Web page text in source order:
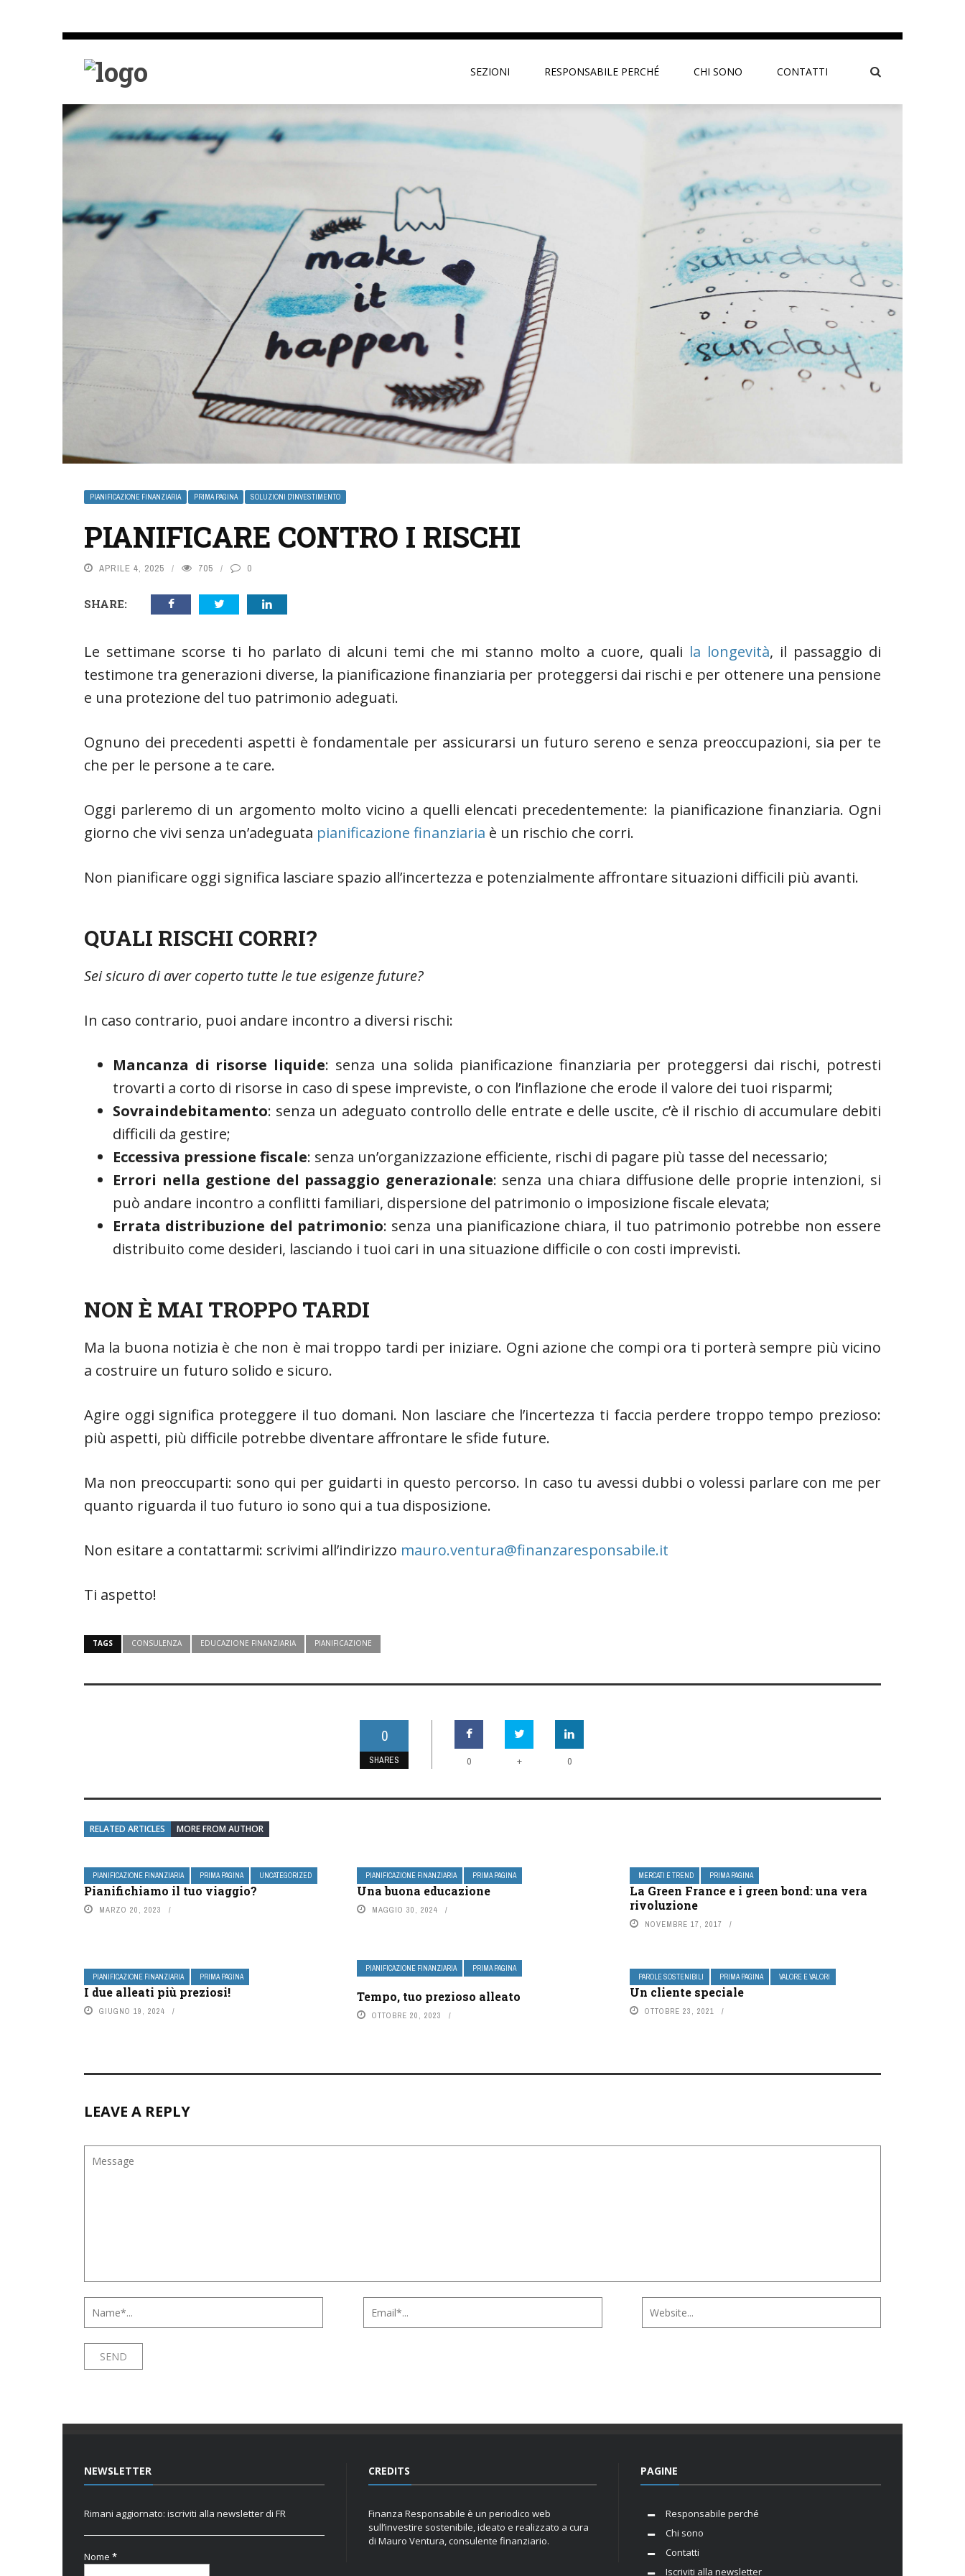
SEZIONI RESPONSABILE PERCHÉ CHI SONO CONTATTI
PIANIFICAZIONE FINANZIARIA PRIMA PAGINA SOLUZIONI D'INVESTIMENTO
PIANIFICARE CONTRO I RISCHI
APRILE 4, 2025 705 0
SHARE:
Le settimane scorse ti ho parlato di alcuni temi che mi stanno molto a cuore, quali la longevità, il passaggio di
testimone tra generazioni diverse, la pianificazione finanziaria per proteggersi dai rischi e per ottenere una pensione
e una protezione del tuo patrimonio adeguati.
Ognuno dei precedenti aspetti è fondamentale per assicurarsi un futuro sereno e senza preoccupazioni, sia per te
che per le persone a te care.
Oggi parleremo di un argomento molto vicino a quelli elencati precedentemente: la pianificazione finanziaria. Ogni
giorno che vivi senza un’adeguata pianificazione finanziaria è un rischio che corri.
Non pianificare oggi significa lasciare spazio all’incertezza e potenzialmente affrontare situazioni difficili più avanti.
QUALI RISCHI CORRI?
Sei sicuro di aver coperto tutte le tue esigenze future?
In caso contrario, puoi andare incontro a diversi rischi:
Mancanza di risorse liquide: senza una solida pianificazione finanziaria per proteggersi dai rischi, potresti
trovarti a corto di risorse in caso di spese impreviste, o con l’inflazione che erode il valore dei tuoi risparmi;
Sovraindebitamento: senza un adeguato controllo delle entrate e delle uscite, c’è il rischio di accumulare debiti
difficili da gestire;
Eccessiva pressione fiscale: senza un’organizzazione efficiente, rischi di pagare più tasse del necessario;
Errori nella gestione del passaggio generazionale: senza una chiara diffusione delle proprie intenzioni, si
può andare incontro a conflitti familiari, dispersione del patrimonio o imposizione fiscale elevata;
Errata distribuzione del patrimonio: senza una pianificazione chiara, il tuo patrimonio potrebbe non essere
distribuito come desideri, lasciando i tuoi cari in una situazione difficile o con costi imprevisti.
NON È MAI TROPPO TARDI
Ma la buona notizia è che non è mai troppo tardi per iniziare. Ogni azione che compi ora ti porterà sempre più vicino
a costruire un futuro solido e sicuro.
Agire oggi significa proteggere il tuo domani. Non lasciare che l’incertezza ti faccia perdere troppo tempo prezioso:
più aspetti, più difficile potrebbe diventare affrontare le sfide future.
Ma non preoccuparti: sono qui per guidarti in questo percorso. In caso tu avessi dubbi o volessi parlare con me per
quanto riguarda il tuo futuro io sono qui a tua disposizione.
Non esitare a contattarmi: scrivimi all’indirizzo mauro.ventura@finanzaresponsabile.it
Ti aspetto!
TAGS CONSULENZA EDUCAZIONE FINANZIARIA PIANIFICAZIONE
0
SHARES 0 + 0
RELATED ARTICLES MORE FROM AUTHOR
PIANIFICAZIONE FINANZIARIA PRIMA PAGINA UNCATEGORIZED
Pianifichiamo il tuo viaggio?
MARZO 20, 2023
PIANIFICAZIONE FINANZIARIA PRIMA PAGINA
Una buona educazione
MAGGIO 30, 2024
MERCATI E TREND PRIMA PAGINA
La Green France e i green bond: una vera
rivoluzione
NOVEMBRE 17, 2017
PIANIFICAZIONE FINANZIARIA PRIMA PAGINA
I due alleati più preziosi!
GIUGNO 19, 2024
PIANIFICAZIONE FINANZIARIA PRIMA PAGINA
Tempo, tuo prezioso alleato
OTTOBRE 20, 2023
PAROLE SOSTENIBILI PRIMA PAGINA VALORE E VALORI
Un cliente speciale
OTTOBRE 23, 2021
LEAVE A REPLY
NEWSLETTER
Rimani aggiornato: iscriviti alla newsletter di FR
Nome *
CREDITS
Finanza Responsabile è un periodico web
sull’investire sostenibile, ideato e realizzato a cura
di Mauro Ventura, consulente finanziario.
PAGINE
Responsabile perché
Chi sono
Contatti
Iscriviti alla newsletter